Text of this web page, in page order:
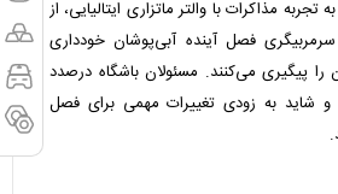
تجربه مذاکرات با والتر ماتزاری ایتالیایی، از
فصل آینده آبی‌پوشان خودداری
پیگیری می‌کنند. مسئولان باشگاه درصدد
و شاید به زودی تغییرات مهمی برای فصل